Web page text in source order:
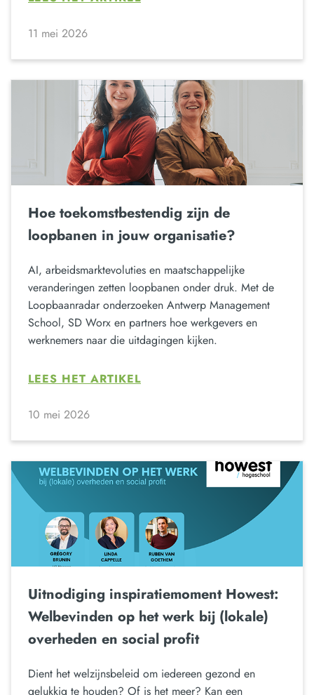
11 mei 2026
Hoe toekomstbestendig zijn de
loopbanen in jouw organisatie?
AI, arbeidsmarktevoluties en maatschappelijke
veranderingen zetten loopbanen onder druk. Met de
Loopbaanradar onderzoeken Antwerp Management
School, SD Worx en partners hoe werkgevers en
werknemers naar die uitdagingen kijken.
LEES HET ARTIKEL
10 mei 2026
Uitnodiging inspiratiemoment Howest:
Welbevinden op het werk bij (lokale)
overheden en social profit
Dient het welzijnsbeleid om iedereen gezond en
gelukkig te houden? Of is het meer? Kan een